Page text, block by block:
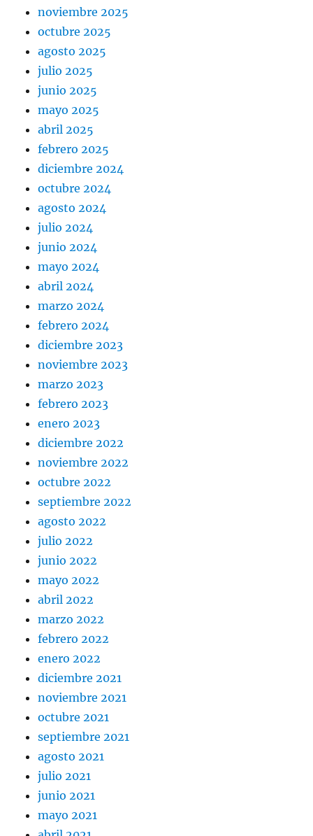
noviembre 2025
octubre 2025
agosto 2025
julio 2025
junio 2025
mayo 2025
abril 2025
febrero 2025
diciembre 2024
octubre 2024
agosto 2024
julio 2024
junio 2024
mayo 2024
abril 2024
marzo 2024
febrero 2024
diciembre 2023
noviembre 2023
marzo 2023
febrero 2023
enero 2023
diciembre 2022
noviembre 2022
octubre 2022
septiembre 2022
agosto 2022
julio 2022
junio 2022
mayo 2022
abril 2022
marzo 2022
febrero 2022
enero 2022
diciembre 2021
noviembre 2021
octubre 2021
septiembre 2021
agosto 2021
julio 2021
junio 2021
mayo 2021